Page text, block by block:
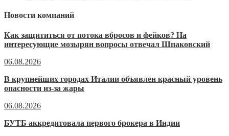
Новости компаний
Как защититься от потока вбросов и фейков? На
интересующие мозырян вопросы отвечал Шпаковский
06.08.2026
В крупнейших городах Италии объявлен красный уровень
опасности из-за жары
06.08.2026
БУТБ аккредитовала первого брокера в Индии